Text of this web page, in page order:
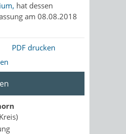
hat dessen
am 08.08.2018
PDF drucken